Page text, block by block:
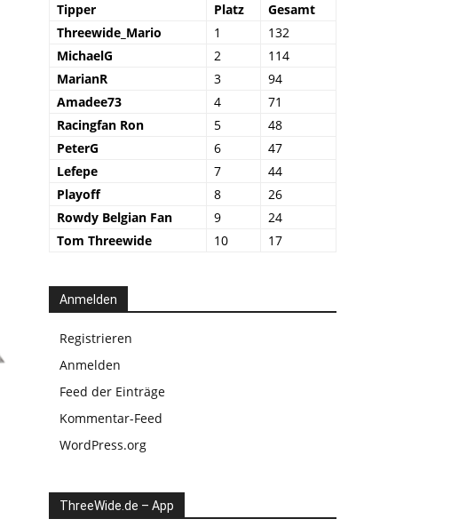
Tipper Platz
Gesamt
Threewide_Mario
1
132
MichaelG
2
114
MarianR
3
94
Amadee73
4
71
Racingfan Ron
5
48
PeterG
6
47
Lefepe
7
44
Playoff
8
26
Rowdy Belgian Fan
9
24
Tom Threewide
10 17
Anmelden
Registrieren
Anmelden
Feed der Einträge
Kommentar-Feed
WordPress.org
ThreeWide.de – App